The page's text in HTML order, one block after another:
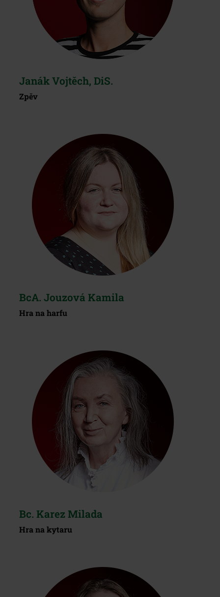
Janák Vojtěch, DiS.
Zpěv
BcA. Jouzová Kamila
Hra na harfu
Bc. Karez Milada
Hra na kytaru